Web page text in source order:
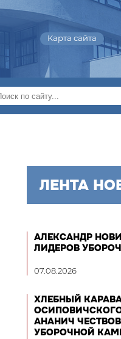
Карта сайта
ЛЕНТА
АЛЕКСАНДР
ЛИДЕРОВ
07.08.2026
ХЛЕБНЫЙ
АНАНИЧ
УБОРОЧНОЙ